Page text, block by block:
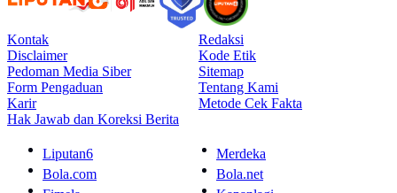
Kontak
Redaksi
Disclaimer
Kode Etik
Pedoman Media Siber
Sitemap
Form Pengaduan
Tentang Kami
Karir
Metode Cek Fakta
Hak Jawab dan Koreksi Berita
Liputan6
Merdeka
Bola.com
Bola.net